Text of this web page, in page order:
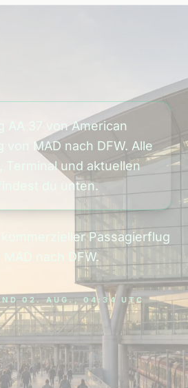
AA 37 von American
von MAD nach DFW. Alle
Terminal und aktuellen
du unten.
kommerzieller Passagierflug
MAD nach DFW.
02. AUG., 04:34 UTC